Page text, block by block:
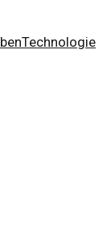
Technologie